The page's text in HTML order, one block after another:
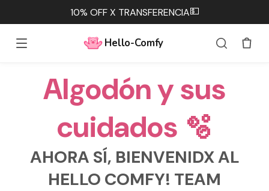
10% OFF X TRANSFERENCIA💵
Hello-Comfy
Algodón y sus
cuidados 🫧
AHORA SÍ, BIENVENIDX AL
HELLO COMFY! TEAM